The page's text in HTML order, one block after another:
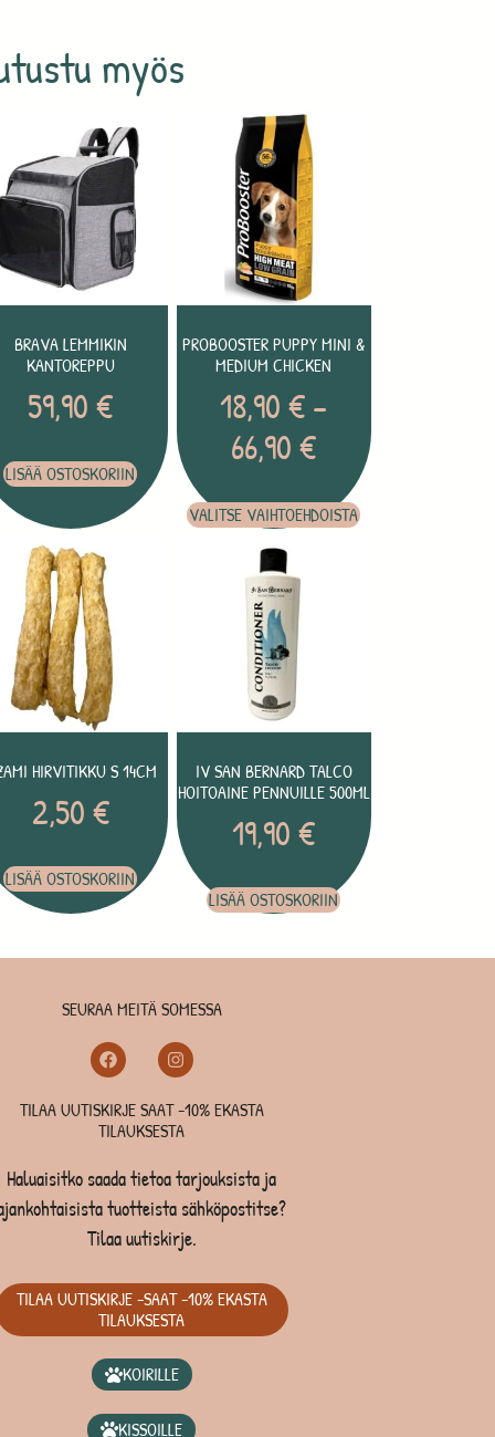
myös
BRAVA LEMMIKIN
KANTOREPPU
59,90€
LISÄÄ OSTOSKORIIN
PROBOOSTER PUPPY MINI &
MEDIUM CHICKEN
18,90€–
66,90€
VALITSE VAIHTOEHDOISTA
HIRVITIKKU S 14CM
2,50€
LISÄÄ OSTOSKORIIN
IV SAN BERNARD TALCO
HOITOAINE PENNUILLE 500ML
19,90€
LISÄÄ OSTOSKORIIN
SEURAA MEITÄ SOMESSA
TILAA UUTISKIRJE SAAT -10% EKASTA
TILAUKSESTA
Haluaisitko saada tietoa tarjouksista ja
tuotteista sähköpostitse?
Tilaa uutiskirje.
TILAA UUTISKIRJE -SAAT -10% EKASTA
TILAUKSESTA
KOIRILLE
KISSOILLE